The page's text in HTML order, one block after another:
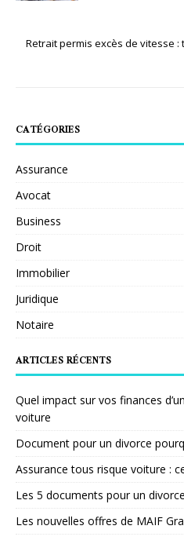
Retrait permis excès de vitesse :
CATÉGORIES
Assurance
Avocat
Business
Droit
Immobilier
Juridique
Notaire
ARTICLES RÉCENTS
Quel impact sur vos finances
voiture
Document pour un divorce
Assurance tous risque voiture :
Les 5 documents pour un
Les nouvelles offres de MAIF